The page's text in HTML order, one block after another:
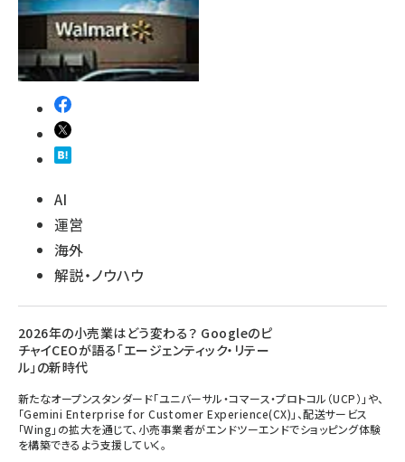
AI
運営
海外
解説・ノウハウ
2026年の小売業はどう変わる？ Googleのピ
チャイCEOが語る「エージェンティック・リテー
ル」の新時代
新たなオープンスタンダード「ユニバーサル・コマース・プロトコル（UCP）」や、
「Gemini Enterprise for Customer Experience(CX)」、配送サービス
「Wing」の拡大を通じて、小売事業者がエンドツーエンドでショッピング体験
を構築できるよう支援していく。